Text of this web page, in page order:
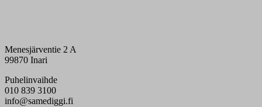
Menesjärventie 2 A
99870 Inari
Puhelinvaihde
010 839 3100
info@samediggi.fi